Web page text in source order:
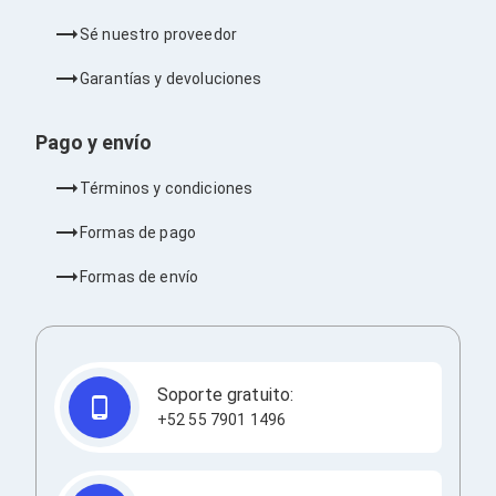
Unidades de Disco
Desktop y Portátiles
Docking Stations
Candados para Laptops
Bases para Laptops
Tablets
Fundas y Skins
Lápices para Tablets
Webcams y Audio
Audífonos
Webcams
Sé nuestro proveedor
Garantías y devoluciones
Pago y envío
Términos y condiciones
Formas de pago
Formas de envío
Soporte gratuito:
+52 55 7901 1496